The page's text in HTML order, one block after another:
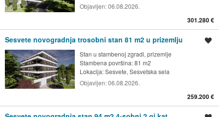
Objavljen:06.08.2026.
301.280 €
Sesvete novogradnja trosobni stan 81 m2 u prizemlju
Stan u stambenoj zgradi, prizemlje
Stambena površina: 81 m2
Lokacija:Sesvete, Sesvetska sela
Objavljen:06.08.2026.
259.200 €